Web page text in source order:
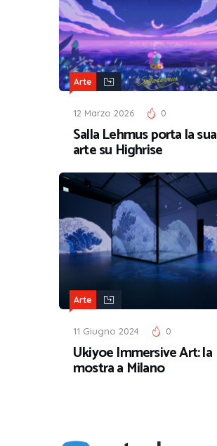
Arte
12 Marzo 2026 0
Salla Lehmus porta la sua
arte su Highrise
Arte
11 Giugno 2024 0
Ukiyoe Immersive Art: la
mostra a Milano